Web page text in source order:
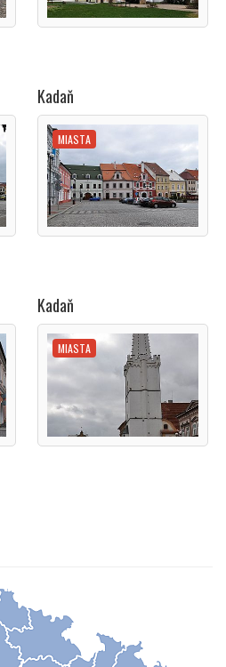
Kadaň
MIASTA
Kadaň
MIASTA